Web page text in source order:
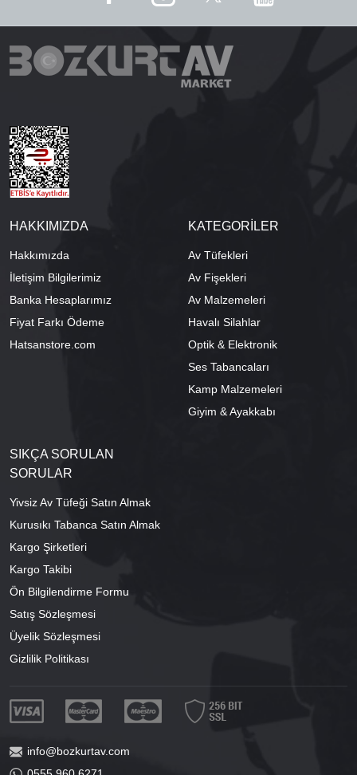
HAKKIMIZDA
Hakkımızda
İletişim Bilgilerimiz
Banka Hesaplarımız
Fiyat Farkı Ödeme
Hatsanstore.com
KATEGORİLER
Av Tüfekleri
Av Fişekleri
Av Malzemeleri
Havalı Silahlar
Optik & Elektronik
Ses Tabancaları
Kamp Malzemeleri
Giyim & Ayakkabı
SIKÇA SORULAN
SORULAR
Yivsiz Av Tüfeği Satın Almak
Kurusıkı Tabanca Satın Almak
Kargo Şirketleri
Kargo Takibi
Ön Bilgilendirme Formu
Satış Sözleşmesi
Üyelik Sözleşmesi
Gizlilik Politikası
info@bozkurtav.com